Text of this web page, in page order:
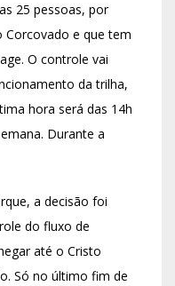
25 pessoas, por
Corcovado e que tem
O controle vai
da trilha,
hora será das 14h
Durante a
a decisão foi
do fluxo de
até o Cristo
Só no último fim de